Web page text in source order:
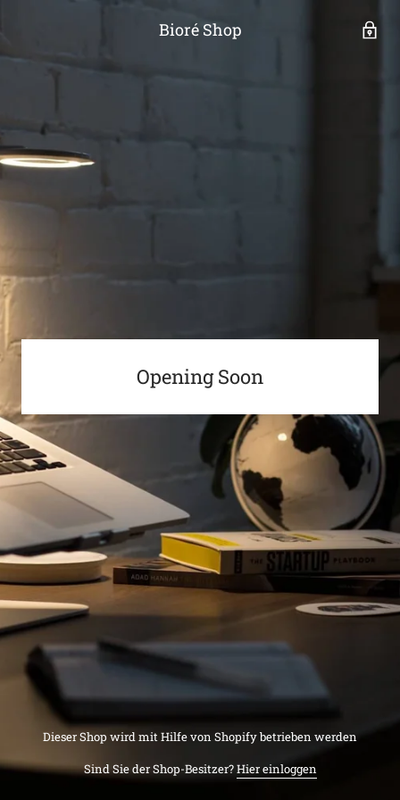
Bioré Shop
Opening Soon
Dieser Shop wird mit Hilfe von Shopify betrieben werden
Sind Sie der Shop-Besitzer?Hier einloggen